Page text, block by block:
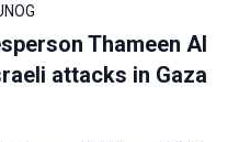
Thameen Al
attacks in Gaza